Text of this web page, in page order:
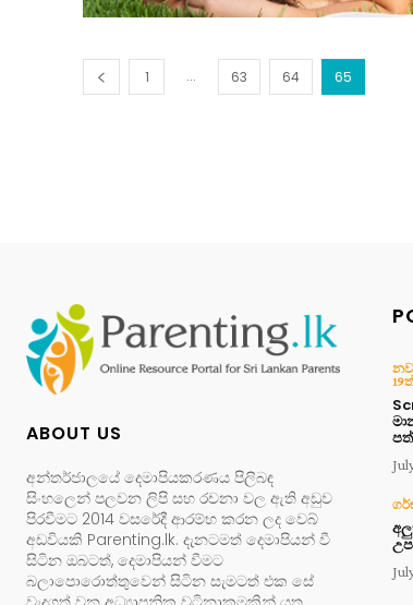
1 ... 63 64 65
ABOUT US
අන්තර්ජාලයේ දෙමාපියකරණය පිලිබඳ
සිංහලෙන් පලවන ලිපි සහ රචනා වල ඇති අඩුව
පිරවීමට 2014 වසරේදී ආරම්භ කරන ලද වෙබ්
අඩවියකි Parenting.lk. දැනටමත් දෙමාපියන් වී
සිටින ඔබටත්, දෙමාපියන් වීමට
බලාපොරොත්තුවෙන් සිටින සැමටත් එක සේ
නව